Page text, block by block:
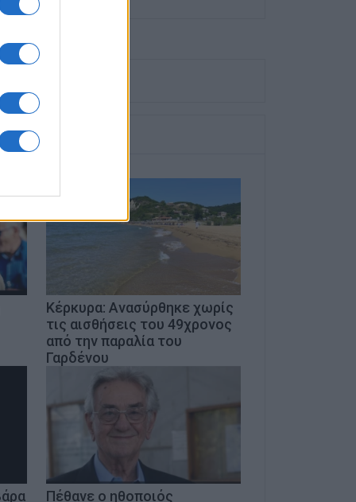
Κέρκυρα: Ανασύρθηκε χωρίς
τις αισθήσεις του 49χρονος
από την παραλία του
Γαρδένου
Πέθανε ο ηθοποιός